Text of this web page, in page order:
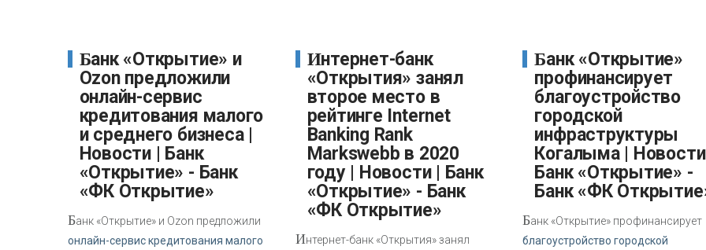
Банк «Открытие» и
Ozon предложили
онлайн-сервис
кредитования малого
и среднего бизнеса |
Новости | Банк
«Открытие» - Банк
«ФК Открытие»
Банк «Открытие» и Ozon предложили
онлайн-сервис кредитования малого
Интернет-банк
«Открытия» занял
второе место в
рейтинге Internet
Banking Rank
Markswebb в 2020
году | Новости | Банк
«Открытие» - Банк
«ФК Открытие»
Интернет-банк «Открытия» занял
Банк «Открытие»
профинансирует
благоустройство
городской
инфраструктуры
Когалыма | Новости |
Банк «Открытие» -
Банк «ФК
Банк «Открытие» профинансирует
благоустройство городской